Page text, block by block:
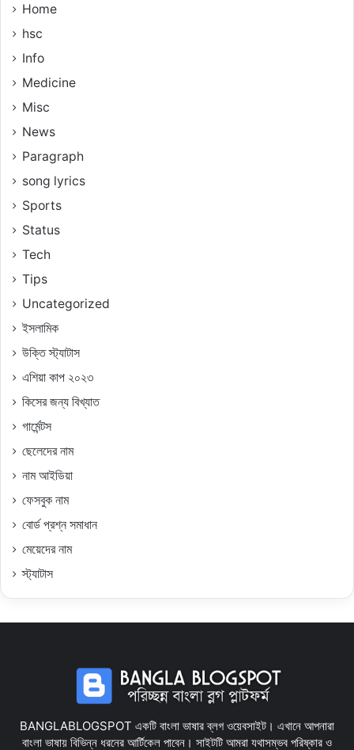
Home
hsc
Info
Medicine
Misc
News
Paragraph
song lyrics
Sports
Status
Tech
Tips
Uncategorized
ইসলামিক
উক্তি স্ট্যাটাস
এশিয়া কাপ ২০২৩
কিসের জন্য বিখ্যাত
গার্মেন্টস
ছেলেদের নাম
নাম আইডিয়া
ফেসবুক নাম
বোর্ড প্রশ্ন সমাধান
মেয়েদের নাম
স্ট্যাটাস
BANGLABLOGSPOT একটি বাংলা ভাষার ব্লগ ওয়েবসাইট। এখানে আপনারা
বাংলা ভাষায় বিভিন্ন ধরনের আর্টিকেল পাবেন। সাইটটি আমরা যথাসম্ভব পরিষ্কার ও